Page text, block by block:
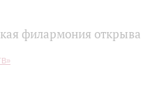
филармония